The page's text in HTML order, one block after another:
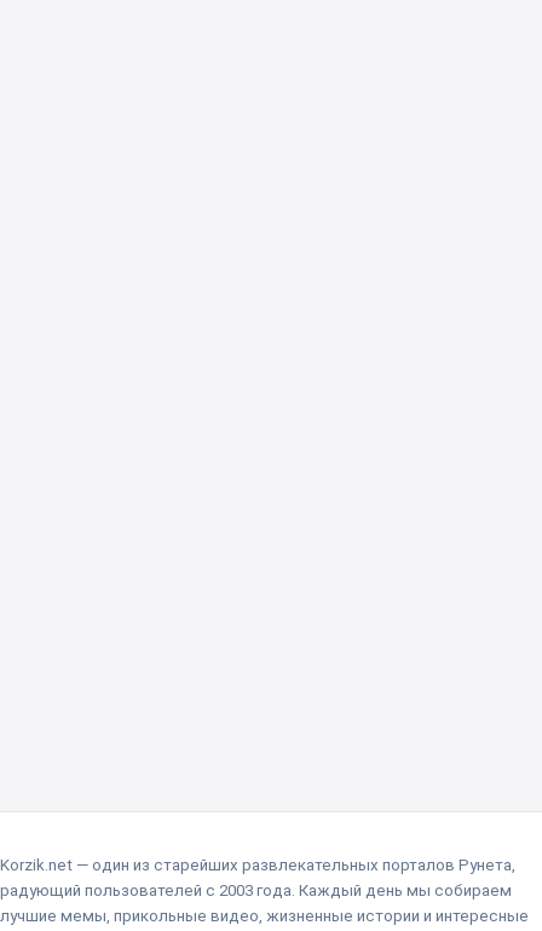
Korzik.net — один из старейших развлекательных порталов Рунета,
радующий пользователей с 2003 года. Каждый день мы собираем
лучшие мемы, прикольные видео, жизненные истории и интересные